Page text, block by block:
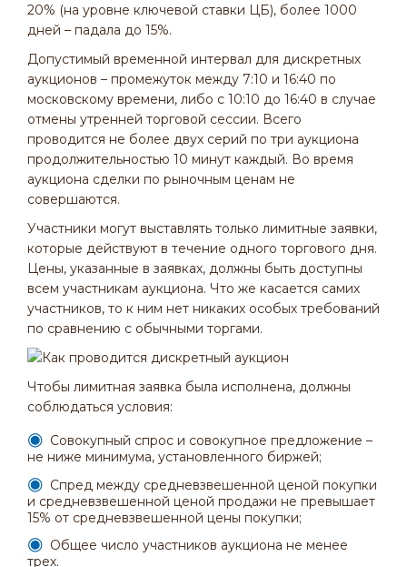
20% (на уровне ключевой ставки ЦБ), более 1000
дней – падала до 15%.
Допустимый временной интервал для дискретных
аукционов – промежуток между 7:10 и 16:40 по
московскому времени, либо с 10:10 до 16:40 в случае
отмены утренней торговой сессии. Всего
проводится не более двух серий по три аукциона
продолжительностью 10 минут каждый. Во время
аукциона сделки по рыночным ценам не
совершаются.
Участники могут выставлять только лимитные заявки,
которые действуют в течение одного торгового дня.
Цены, указанные в заявках, должны быть доступны
всем участникам аукциона. Что же касается самих
участников, то к ним нет никаких особых требований
по сравнению с обычными торгами.
Чтобы лимитная заявка была исполнена, должны
соблюдаться условия:
Совокупный спрос и совокупное предложение –
не ниже минимума, установленного биржей;
Спред между средневзвешенной ценой покупки
и средневзвешенной ценой продажи не превышает
15% от средневзвешенной цены покупки;
Общее число участников аукциона не менее
трех.